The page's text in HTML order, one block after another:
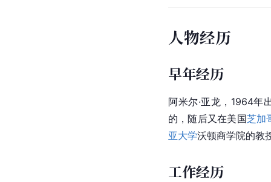
人物经历
早年经历
阿米尔·亚龙，1964年
的，随后又在美国芝加
亚大学沃顿商学院的教
工作经历